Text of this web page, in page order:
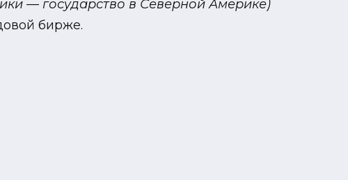
— государство в Северной Америке)
бирже.